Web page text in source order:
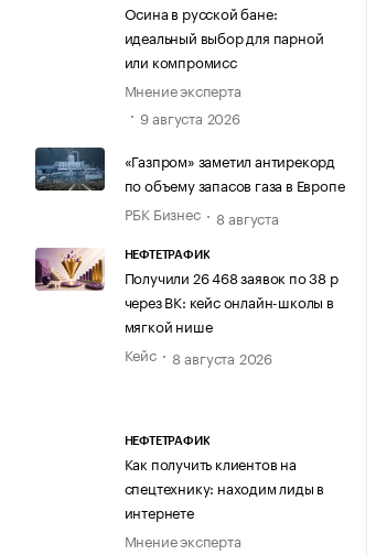
Осина в русской бане:
идеальный выбор для парной
или компромисс
Мнение эксперта
9 августа 2026
«Газпром» заметил антирекорд
по объему запасов газа в Европе
РБК Бизнес
8 августа
НЕФТЕТРАФИК
Получили 26 468 заявок по 38 р
через ВК: кейс онлайн-школы в
мягкой нише
Кейс
8 августа 2026
НЕФТЕТРАФИК
Как получить клиентов на
спецтехнику: находим лиды в
интернете
Мнение эксперта